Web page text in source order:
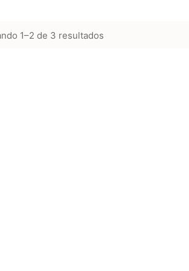
1–2 de 3 resultados